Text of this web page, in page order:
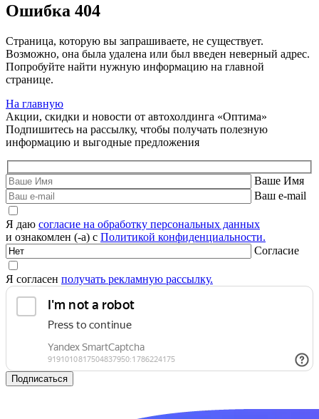
Ошибка 404
Страница, которую вы запрашиваете, не существует.
Возможно, она была удалена или был введен неверный адрес.
Попробуйте найти нужную информацию на главной
странице.
На главную
Акции, скидки и новости от автохолдинга «Оптима»
Подпишитесь на рассылку, чтобы получать полезную
информацию и выгодные предложения
Ваше Имя
Ваш e-mail
Я даю согласие на обработку персональных данных
и ознакомлен (-а) с Политикой конфиденциальности.
Согласие
Я согласен получать рекламную рассылку.